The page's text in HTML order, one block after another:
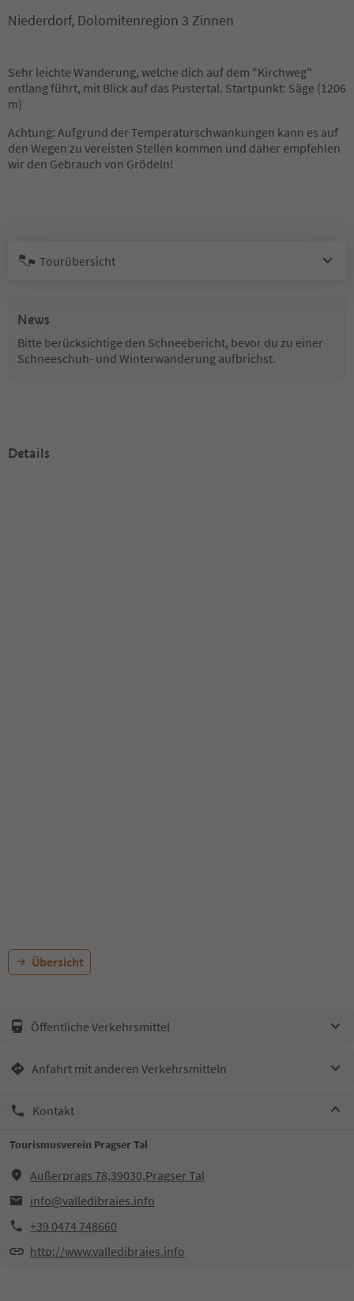
Niederdorf, Dolomitenregion 3 Zinnen
Sehr leichte Wanderung, welche dich auf dem "Kirchweg"
entlang führt, mit Blick auf das Pustertal. Startpunkt: Säge (1206
m)
Achtung: Aufgrund der Temperaturschwankungen kann es auf
den Wegen zu vereisten Stellen kommen und daher empfehlen
wir den Gebrauch von Grödeln!
Tourübersicht
News
Bitte berücksichtige den Schneebericht, bevor du zu einer
Schneeschuh- und Winterwanderung aufbrichst.
Details
Übersicht
Öffentliche Verkehrsmittel
Anfahrt mit anderen Verkehrsmitteln
Kontakt
Tourismusverein Pragser Tal
Außerprags 78,39030,Pragser Tal
info@valledibraies.info
+39 0474 748660
http://www.valledibraies.info